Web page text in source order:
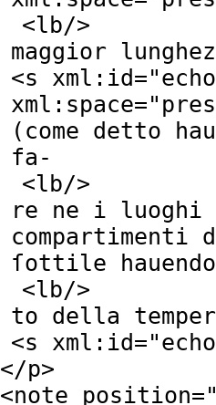
<lb/>
maggior
<s xml:id="
xml:space="
(come detto
fa-
<lb/>
re ne i luoghi
compartimenti
ſottile
<lb/>
to della
<s xml:id="
</p>
<note position